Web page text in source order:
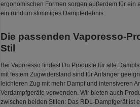
ergonomischen Formen sorgen außerdem für ein
ein rundum stimmiges Dampferlebnis.
Die passenden Vaporesso-
Stil
Bei Vaporesso findest Du Produkte für alle
mit festem Zugwiderstand sind für Anfänger
leichteren Zug mit mehr Dampf und intensiveren
Verdampfgeräte verwenden. Wir bieten auch
zwischen beiden Stilen: Das RDL-Dampfgerät ist